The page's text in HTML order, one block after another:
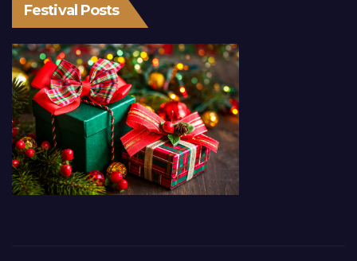
Festival Posts